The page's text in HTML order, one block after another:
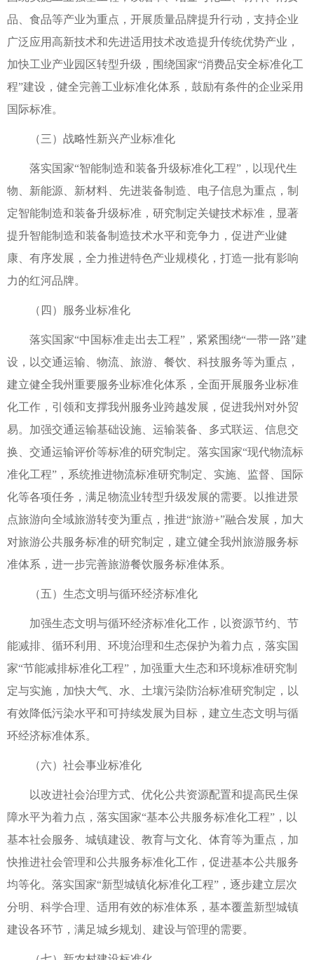
品、食品等产业为重点，开展质量品牌提升行动，支持企业
广泛应用高新技术和先进适用技术改造提升传统优势产业，
加快工业产业园区转型升级，围绕国家“消费品安全标准化工
程”建设，健全完善工业标准化体系，鼓励有条件的企业采用
国际标准。
（三）战略性新兴产业标准化
落实国家“智能制造和装备升级标准化工程”，以现代生
物、新能源、新材料、先进装备制造、电子信息为重点，制
定智能制造和装备升级标准，研究制定关键技术标准，显著
提升智能制造和装备制造技术水平和竞争力，促进产业健
康、有序发展，全力推进特色产业规模化，打造一批有影响
力的红河品牌。
（四）服务业标准化
落实国家“中国标准走出去工程”，紧紧围绕“一带一路”建
设，以交通运输、物流、旅游、餐饮、科技服务等为重点，
建立健全我州重要服务业标准化体系，全面开展服务业标准
化工作，引领和支撑我州服务业跨越发展，促进我州对外贸
易。加强交通运输基础设施、运输装备、多式联运、信息交
换、交通运输评价等标准的研究制定。落实国家“现代物流标
准化工程”，系统推进物流标准研究制定、实施、监督、国际
化等各项任务，满足物流业转型升级发展的需要。以推进景
点旅游向全域旅游转变为重点，推进“旅游+”融合发展，加大
对旅游公共服务标准的研究制定，建立健全我州旅游服务标
准体系，进一步完善旅游餐饮服务标准体系。
（五）生态文明与循环经济标准化
加强生态文明与循环经济标准化工作，以资源节约、节
能减排、循环利用、环境治理和生态保护为着力点，落实国
家“节能减排标准化工程”，加强重大生态和环境标准研究制
定与实施，加快大气、水、土壤污染防治标准研究制定，以
有效降低污染水平和可持续发展为目标，建立生态文明与循
环经济标准体系。
（六）社会事业标准化
以改进社会治理方式、优化公共资源配置和提高民生保
障水平为着力点，落实国家“基本公共服务标准化工程”，以
基本社会服务、城镇建设、教育与文化、体育等为重点，加
快推进社会管理和公共服务标准化工作，促进基本公共服务
均等化。落实国家“新型城镇化标准化工程”，逐步建立层次
分明、科学合理、适用有效的标准体系，基本覆盖新型城镇
建设各环节，满足城乡规划、建设与管理的需要。